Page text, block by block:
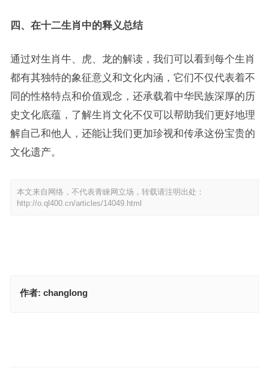
四、在十二生肖中的释义总结
通过对生肖牛、虎、龙的解读，我们可以看到每个生肖
都有其独特的象征意义和文化内涵，它们不仅代表着不
同的性格特点和价值观念，还承载着中华民族深厚的历
史文化底蕴，了解生肖文化不仅可以帮助我们更好地理
解自己和他人，还能让我们更加珍视和传承这份宝贵的
文化遗产。
本文来自网络，不代表青睐网立场，转载请注明出处：
http://o.ql400.cn/articles/14049.html
作者: changlong